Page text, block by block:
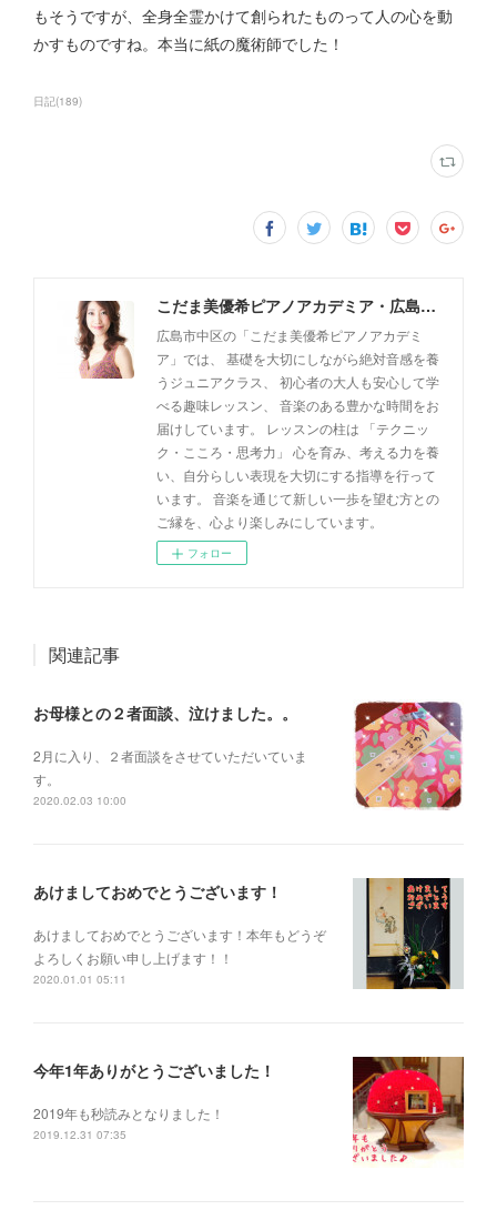
もそうですが、全身全霊かけて創られたものって人の心を動
かすものですね。本当に紙の魔術師でした！
日記(189)
こだま美優希ピアノアカデミア・広島市中区
広島市中区の「こだま美優希ピアノアカデミ
ア」では、 基礎を大切にしながら絶対音感を養
うジュニアクラス、 初心者の大人も安心して学
べる趣味レッスン、 音楽のある豊かな時間をお
届けしています。 レッスンの柱は 「テクニッ
ク・こころ・思考力」 心を育み、考える力を養
い、自分らしい表現を大切にする指導を行って
います。 音楽を通じて新しい一歩を望む方との
ご縁を、心より楽しみにしています。
フォロー
関連記事
お母様との２者面談、泣けました。。
2月に入り、２者面談をさせていただいていま
す。
2020.02.03 10:00
あけましておめでとうございます！
あけましておめでとうございます！本年もどうぞ
よろしくお願い申し上げます！！
2020.01.01 05:11
今年1年ありがとうございました！
2019年も秒読みとなりました！
2019.12.31 07:35